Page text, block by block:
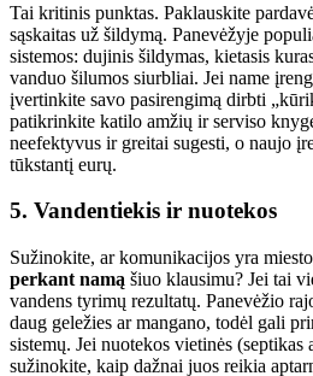
Tai kritinis punktas. Paklauskite
sąskaitas už šildymą. Panevėžyje
sistemos: dujinis šildymas, kietasis
vanduo šilumos siurbliai. Jei name
įvertinkite savo pasirengimą dirbti
patikrinkite katilo amžių ir serviso
neefektyvus ir greitai sugesti, o naujo
tūkstantį eurų.
5. Vandentiekis ir nuotekos
Sužinokite, ar komunikacijos yra
perkant namą šiuo klausimu? Jei tai
vandens tyrimų rezultatų. Panevėžio
daug geležies ar mangano, todėl gali
sistemų. Jei nuotekos vietinės
sužinokite, kaip dažnai juos reikia